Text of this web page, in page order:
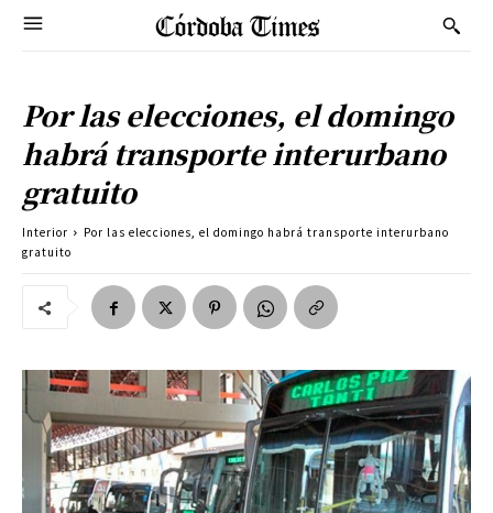
Por las elecciones, el domingo
habrá transporte interurbano
gratuito
Interior
Por las elecciones, el domingo habrá transporte interurbano
gratuito